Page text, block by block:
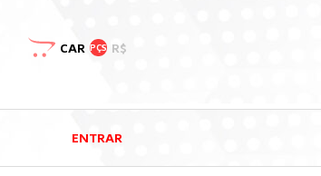
CAR PÇS R$
ENTRAR